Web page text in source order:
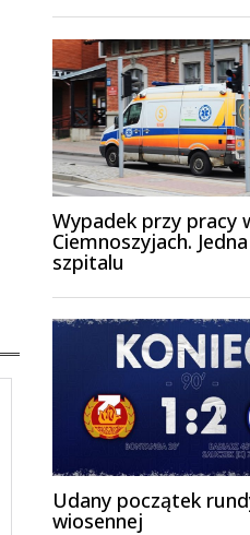
Wypadek przy pracy
Ciemnoszyjach.
szpitalu
Udany początek
wiosennej